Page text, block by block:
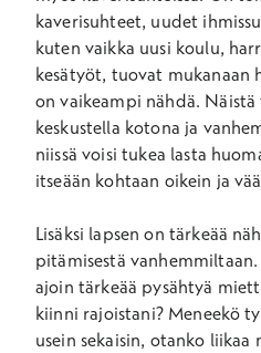
kaverisuhteet, uudet
kuten vaikka uusi koulu,
kesätyöt, tuovat mukanaan
on vaikeampi nähdä.
keskustella kotona ja
niissä voisi tukea lasta
itseään kohtaan oikein ja
Lisäksi lapsen on tärkeää
pitämisestä
ajoin tärkeää pysähtyä
kiinni rajoistani? Meneekö
usein sekaisin, otanko